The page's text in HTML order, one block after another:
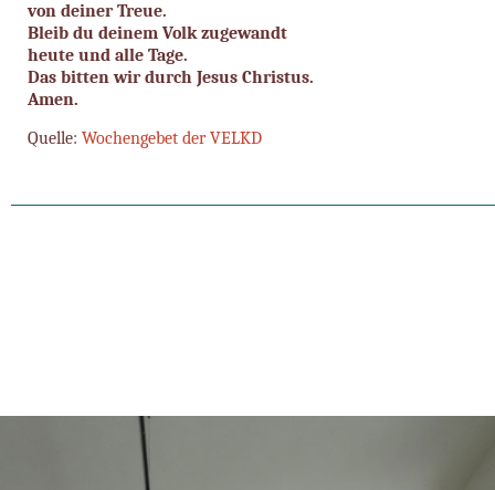
von deiner Treue.
Bleib du deinem Volk zugewandt
heute und alle Tage.
Das bitten wir durch Jesus Christus.
Amen.
Quelle: Wochengebet der VELKD